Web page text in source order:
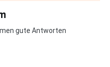
gute Antworten